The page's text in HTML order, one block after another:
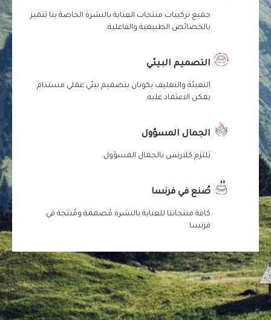
جميع تركيبات منتجات العناية بالبشرة الخاصة بنا تتميز
بالخصائص الطبيعية والفاعلية.
التصميم البيئي
التعبئة والتغليف يكونان بتصميم بيئي عملي مستدام
يمكن الاعتماد عليه.
الجمال المسؤول
تلتزم كلارنس بالجمال المسؤول.
صُنع في فرنسا
كافة منتجاتنا للعناية بالبشرة مُصممة ومُنتجة في
فرنسا.